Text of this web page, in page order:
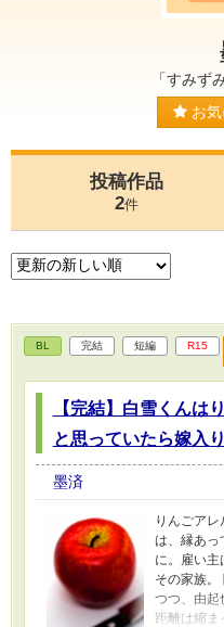
「すみず
お気
投稿作品
2件
BL 完結 短編 R15
【完結】白雪くんは
と思っていたら嫁入
墨済
りんごア
は、縁あっ
に。雇い主
その家族。
つつ、由起
距離は縮ま